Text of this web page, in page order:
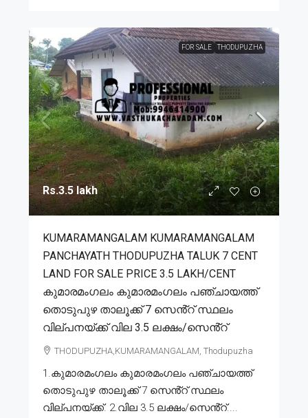
FOR SALE THODUPUZHA
Rs.3.5 lakh
KUMARAMANGALAM KUMARAMANGALAM
PANCHAYATH THODUPUZHA TALUK 7 CENT
LAND FOR SALE PRICE 3.5 LAKH/CENT
കുമാരമംഗലം കുമാരമംഗലം പഞ്ചായത്ത്
തൊടുപുഴ താലൂക്ക് 7 സെൻ്റ് സ്ഥലം
വില്പനയ്ക്ക് വില 3.5 ലക്ഷം/സെൻ്റ്
THODUPUZHA,KUMARAMANGALAM, Thodupuzha
1.കുമാരമംഗലം കുമാരമംഗലം പഞ്ചായത്ത്
തൊടുപുഴ താലൂക്ക് 7 സെൻ്റ് സ്ഥലം
വില്പനയ്ക്ക്. 2.വില 3.5 ലക്ഷം/സെൻ്റ്....